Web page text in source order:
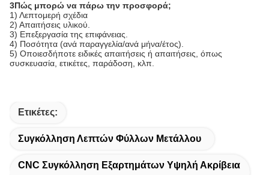
3Πώς μπορώ να πάρω την προσφορά;
1) Λεπτομερή σχέδια
2) Απαιτήσεις υλικού.
3) Επεξεργασία της επιφάνειας.
4) Ποσότητα (ανά παραγγελία/ανά μήνα/έτος).
5) Οποιεσδήποτε ειδικές απαιτήσεις ή απαιτήσεις, όπως
συσκευασία, ετικέτες, παράδοση, κλπ.
Ετικέτες:
Συγκόλληση Λεπτών Φύλλων Μετάλλου
CNC Συγκόλληση Εξαρτημάτων Υψηλή Ακρίβεια